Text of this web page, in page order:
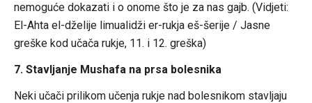
nemoguće dokazati i o onome što je za nas gajb. (Vidjeti:
El-Ahta el-dželije limualidži er-rukja eš-šerije / Jasne
greške kod učača rukje, 11. i 12. greška)
7. Stavljanje Mushafa na prsa bolesnika
Neki učači prilikom učenja rukje nad bolesnikom stavljaju